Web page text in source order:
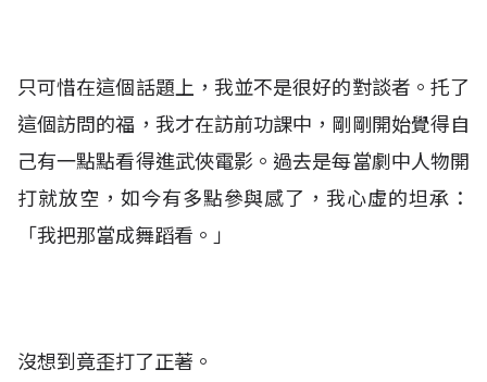
只可惜在這個話題上，我並不是很好的對談者。托了
這個訪問的福，我才在訪前功課中，剛剛開始覺得自
己有一點點看得進武俠電影。過去是每當劇中人物開
打就放空，如今有多點參與感了，我心虛的坦承：
「我把那當成舞蹈看。」
沒想到竟歪打了正著。